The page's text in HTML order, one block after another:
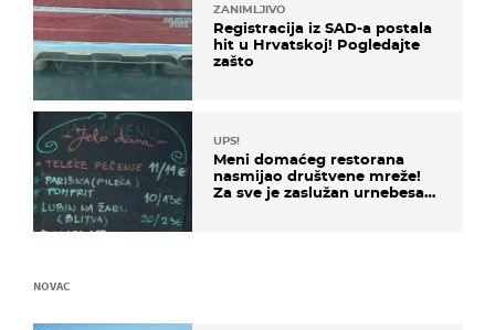
ZANIMLJIVO
Registracija iz SAD-a postala
hit u Hrvatskoj! Pogledajte
zašto
UPS!
Meni domaćeg restorana
nasmijao društvene mreže!
Za sve je zaslužan urnebesan
NOVAC